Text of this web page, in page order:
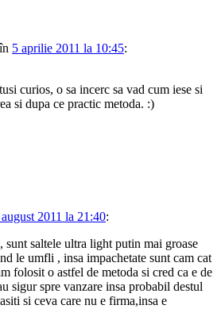
5 aprilie 2011 la 10:45:
curios, o sa incerc sa vad cum iese si
si dupa ce practic metoda. :)
2011 la 21:40:
sunt saltele ultra light putin mai groase
le umfli , insa impachetate sunt cam cat
folosit o astfel de metoda si cred ca e de
sigur spre vanzare insa probabil destul
si ceva care nu e firma,insa e